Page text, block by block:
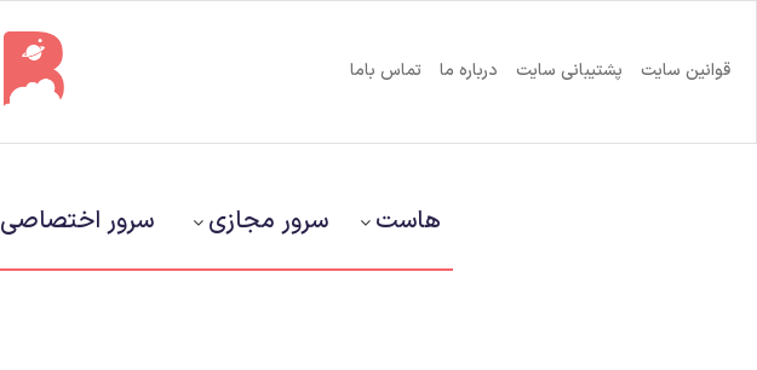
قوانین سایت پشتیبانی سایت درباره ما تماس باما
هاست سرور مجازی سرور اختصاصی